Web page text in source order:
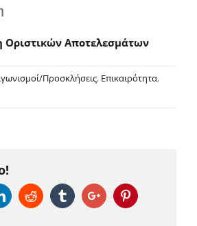
Οριστικών Αποτελεσμάτων
Προσκλήσεις, Επικαιρότητα,
LinkedinReddit TumblrGoogle+Pinterest